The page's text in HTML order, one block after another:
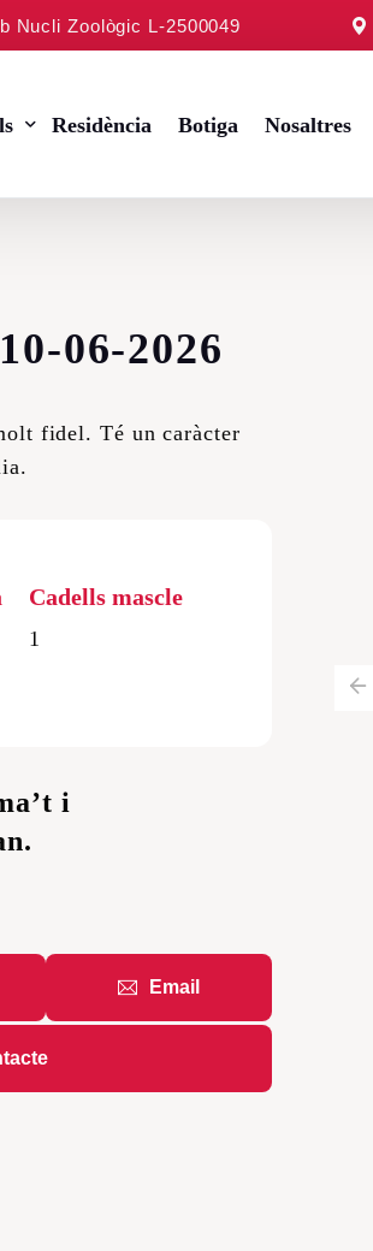
Nucli Zoològic L-2500049
Maltès
Terrier
Residència Botiga Nosaltres
06-2026
fidel. Té un caràcter
Cadells mascle
1
i
Email